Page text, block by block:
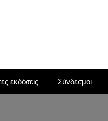
εκδόσεις Σύνδεσμοι